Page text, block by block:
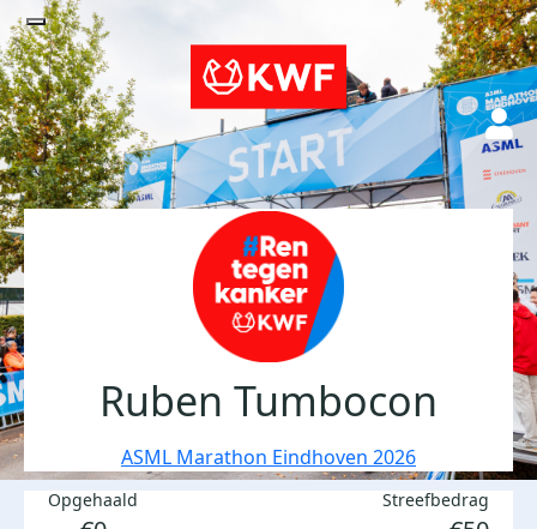
Ruben Tumbocon
ASML Marathon Eindhoven 2026
Opgehaald Streefbedrag